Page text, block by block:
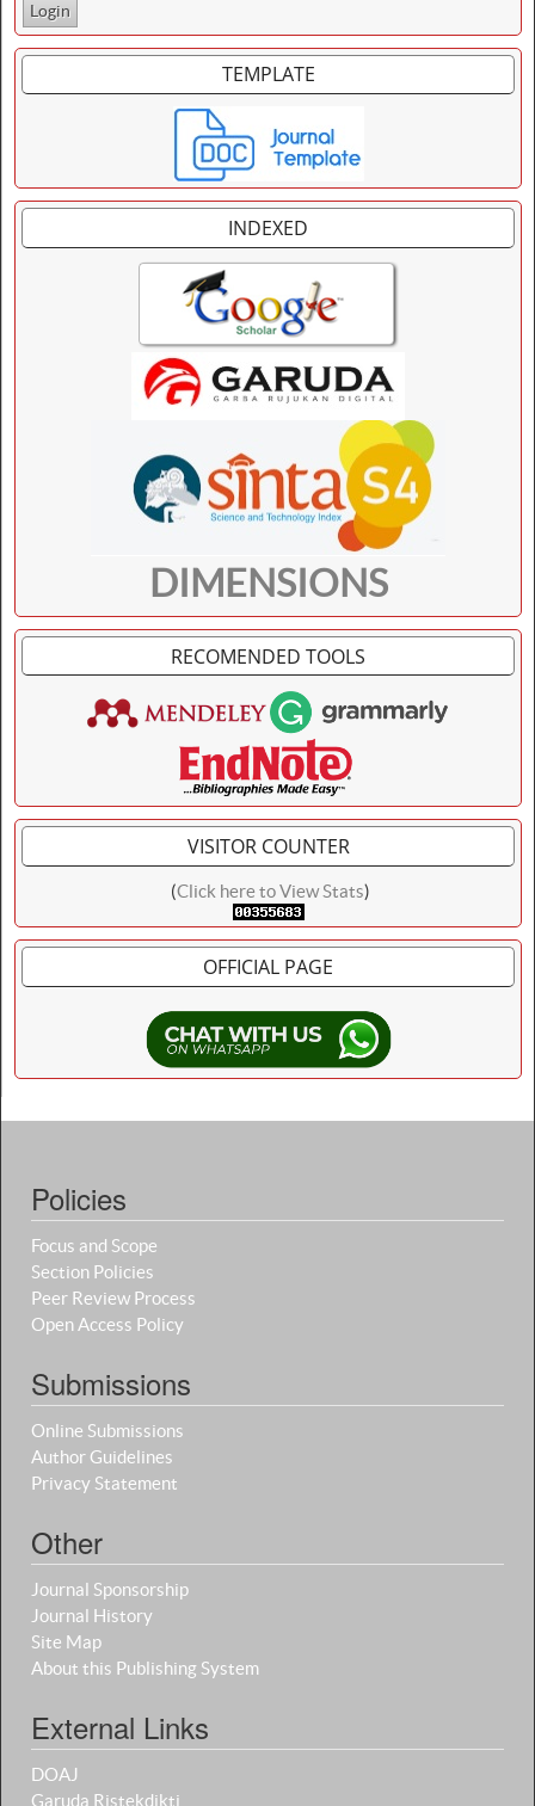
TEMPLATE
INDEXED
DIMENSIONS
RECOMENDED TOOLS
VISITOR COUNTER
(Click here to View Stats)
OFFICIAL PAGE
Policies
Focus and Scope
Section Policies
Peer Review Process
Open Access Policy
Submissions
Online Submissions
Author Guidelines
Privacy Statement
Other
Journal Sponsorship
Journal History
Site Map
About this Publishing System
External Links
DOAJ
Garuda Ristekdikti